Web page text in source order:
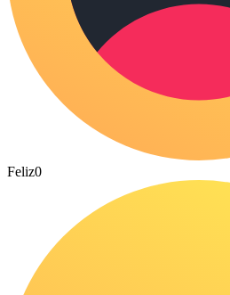
Feliz0